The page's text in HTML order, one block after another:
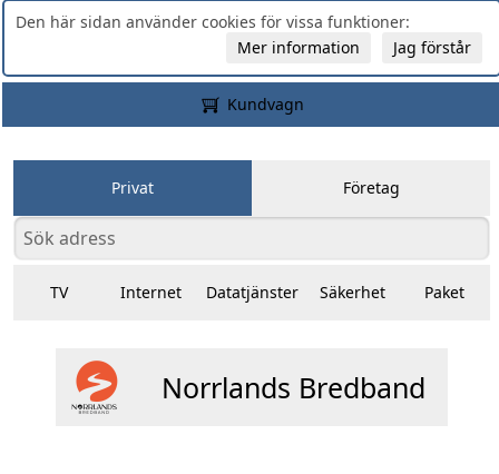
Den här sidan använder cookies för vissa funktioner:
Jag förstår
Mer information
Kundvagn
Privat Företag
TV Internet Datatjänster Säkerhet Paket
Norrlands Bredband